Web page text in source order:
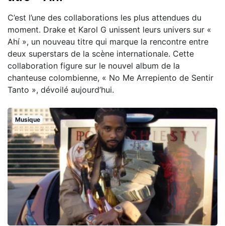
C’est l’une des collaborations les plus attendues du
moment. Drake et Karol G unissent leurs univers sur «
Ahí », un nouveau titre qui marque la rencontre entre
deux superstars de la scène internationale. Cette
collaboration figure sur le nouvel album de la
chanteuse colombienne, « No Me Arrepiento de Sentir
Tanto », dévoilé aujourd’hui.
Musique